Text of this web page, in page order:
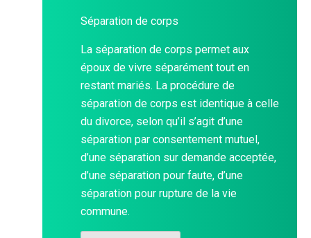
Séparation de corps
La séparation de corps permet aux
époux de vivre séparément tout en
restant mariés. La procédure de
séparation de corps est identique à celle
du divorce, selon qu’il s’agit d’une
séparation par consentement mutuel,
d’une séparation sur demande acceptée,
d’une séparation pour faute, d’une
séparation pour rupture de la vie
commune.